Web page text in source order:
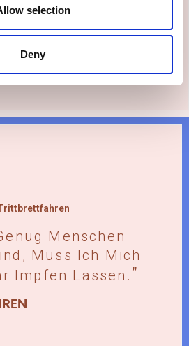
selection
Deny
Menschen
Muss Ich Mich
Impfen Lassen.